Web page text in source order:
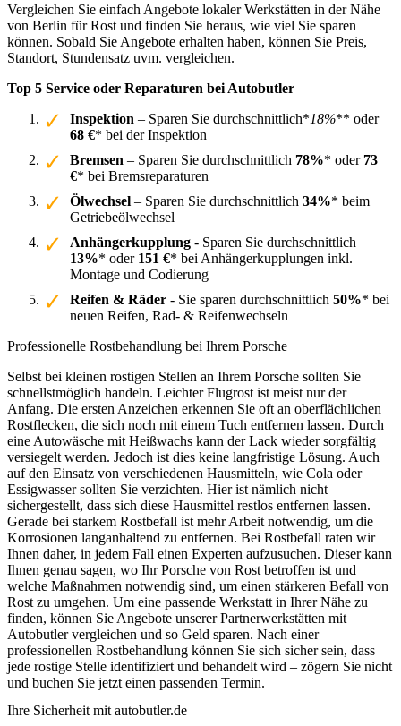
Vergleichen Sie einfach Angebote lokaler Werkstätten in der Nähe
von Berlin für Rost und finden Sie heraus, wie viel Sie sparen
können. Sobald Sie Angebote erhalten haben, können Sie Preis,
Standort, Stundensatz uvm. vergleichen.
Top 5 Service oder Reparaturen bei Autobutler
Inspektion – Sparen Sie durchschnittlich*18%** oder
68 €* bei der Inspektion
Bremsen – Sparen Sie durchschnittlich 78%* oder 73
€* bei Bremsreparaturen
Ölwechsel – Sparen Sie durchschnittlich 34%* beim
Getriebeölwechsel
Anhängerkupplung - Sparen Sie durchschnittlich
13%* oder 151 €* bei Anhängerkupplungen inkl.
Montage und Codierung
Reifen & Räder - Sie sparen durchschnittlich 50%* bei
neuen Reifen, Rad- & Reifenwechseln
Professionelle Rostbehandlung bei Ihrem Porsche
Selbst bei kleinen rostigen Stellen an Ihrem Porsche sollten Sie
schnellstmöglich handeln. Leichter Flugrost ist meist nur der
Anfang. Die ersten Anzeichen erkennen Sie oft an oberflächlichen
Rostflecken, die sich noch mit einem Tuch entfernen lassen. Durch
eine Autowäsche mit Heißwachs kann der Lack wieder sorgfältig
versiegelt werden. Jedoch ist dies keine langfristige Lösung. Auch
auf den Einsatz von verschiedenen Hausmitteln, wie Cola oder
Essigwasser sollten Sie verzichten. Hier ist nämlich nicht
sichergestellt, dass sich diese Hausmittel restlos entfernen lassen.
Gerade bei starkem Rostbefall ist mehr Arbeit notwendig, um die
Korrosionen langanhaltend zu entfernen. Bei Rostbefall raten wir
Ihnen daher, in jedem Fall einen Experten aufzusuchen. Dieser kann
Ihnen genau sagen, wo Ihr Porsche von Rost betroffen ist und
welche Maßnahmen notwendig sind, um einen stärkeren Befall von
Rost zu umgehen. Um eine passende Werkstatt in Ihrer Nähe zu
finden, können Sie Angebote unserer Partnerwerkstätten mit
Autobutler vergleichen und so Geld sparen. Nach einer
professionellen Rostbehandlung können Sie sich sicher sein, dass
jede rostige Stelle identifiziert und behandelt wird – zögern Sie nicht
und buchen Sie jetzt einen passenden Termin.
Ihre Sicherheit mit autobutler.de